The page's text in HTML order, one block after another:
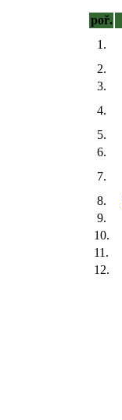
poř.
1.
2.
3.
4.
5.
6.
7.
8.
9.
10.
11.
12.